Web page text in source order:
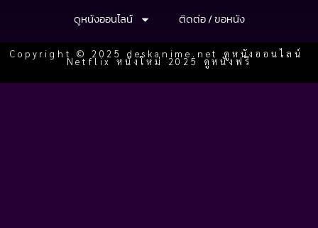
ดูหนังออนไลน์
ติดต่อ / ขอหนัง
Copyright © 2025 deskanime.net ดูหนังออนไลน์
Netflix หนังใหม่ 2025 ดูหนังฟรี